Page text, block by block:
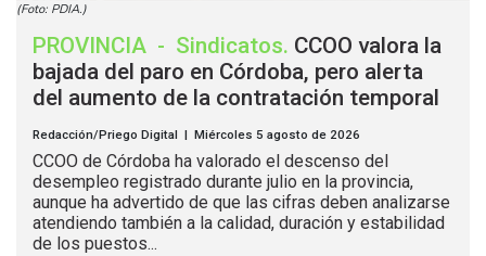
(Foto: PDIA.)
PROVINCIA - Sindicatos. CCOO valora la
bajada del paro en Córdoba, pero alerta
del aumento de la contratación temporal
Redacción/Priego Digital | Miércoles 5 agosto de 2026
CCOO de Córdoba ha valorado el descenso del
desempleo registrado durante julio en la provincia,
aunque ha advertido de que las cifras deben analizarse
atendiendo también a la calidad, duración y estabilidad
de los puestos...